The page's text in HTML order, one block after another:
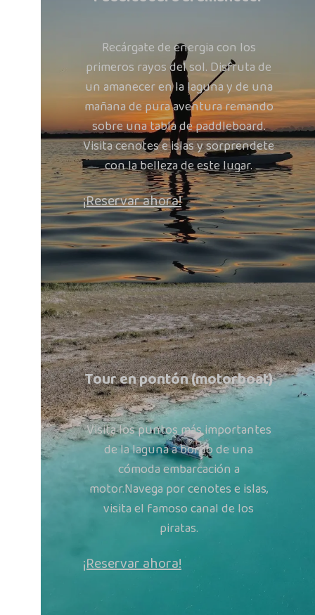
Recárgate de energia con los
primeros rayos del sol. Disfruta de
un amanecer en la laguna y de una
mañana de pura aventura remando
sobre una tabla de paddleboard.
Visita cenotes e islas y sorprendete
con la belleza de este lugar.
¡Reservar ahora!
Tour en pontón (motorboat)
Visita los puntos más importantes
de la laguna a bordo de una
cómoda embarcación a
motor.Navega por cenotes e islas,
visita el famoso canal de los
piratas.
¡Reservar ahora!